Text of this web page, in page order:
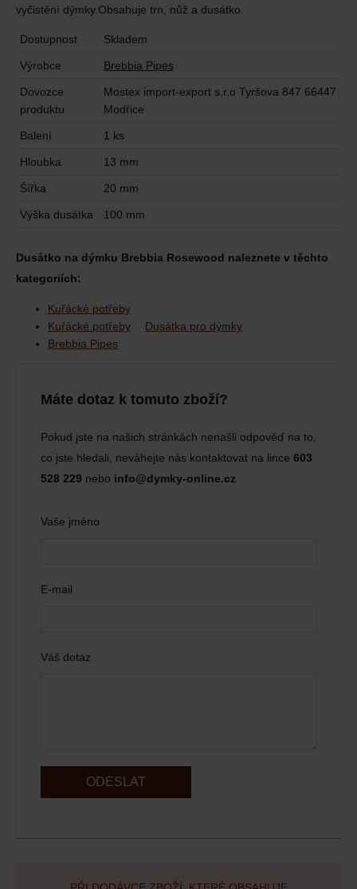
vyčistění dýmky.Obsahuje trn, nůž a dusátko.
Dostupnost Skladem
Výrobce Brebbia Pipes
Dovozce
produktu
Mostex import-export s.r.o Tyršova 847 66447
Modřice
Balení 1 ks
Hloubka 13 mm
Šířka 20 mm
Výška dusátka 100 mm
Dusátko na dýmku Brebbia Rosewood naleznete v těchto
kategoriích:
Kuřácké potřeby
Kuřácké potřeby
Dusátka pro dýmky
Brebbia Pipes
Máte dotaz k tomuto zboží?
Pokud jste na našich stránkách nenašli odpověď na to,
co jste hledali, neváhejte nás kontaktovat na lince 603
528 229 nebo info@dymky-online.cz
Vaše jméno
E-mail
Váš dotaz
ODESLAT